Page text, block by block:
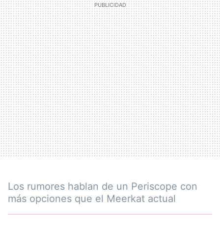
Los rumores hablan de un Periscope con
más opciones que el Meerkat actual